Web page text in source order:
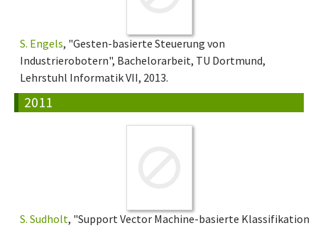
S. Engels, "Gesten-basierte Steuerung von
Industrierobotern", Bachelorarbeit, TU Dortmund,
Lehrstuhl Informatik VII, 2013.
2011
S. Sudholt, "Support Vector Machine-basierte Klassifikation